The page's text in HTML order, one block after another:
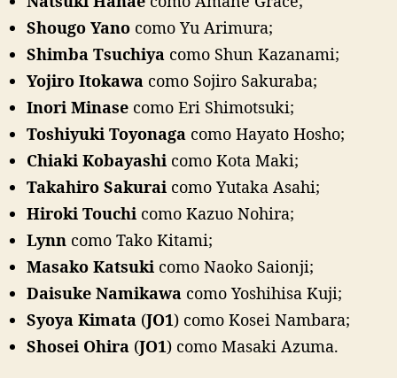
r
n
t
e
d
o
J
n
o
l
e
Shougo Yano como Yu Arimura;
Shimba Tsuchiya como Shun Kazanami;
Yojiro Itokawa como Sojiro Sakuraba;
Inori Minase como Eri Shimotsuki;
Toshiyuki Toyonaga como Hayato Hosho;
Chiaki Kobayashi como Kota Maki;
Takahiro Sakurai como Yutaka Asahi;
Hiroki Touchi como Kazuo Nohira;
Lynn como Tako Kitami;
Masako Katsuki como Naoko Saionji;
Daisuke Namikawa como Yoshihisa Kuji;
Syoya Kimata (JO1) como Kosei Nambara;
Shosei Ohira (JO1) como Masaki Azuma.